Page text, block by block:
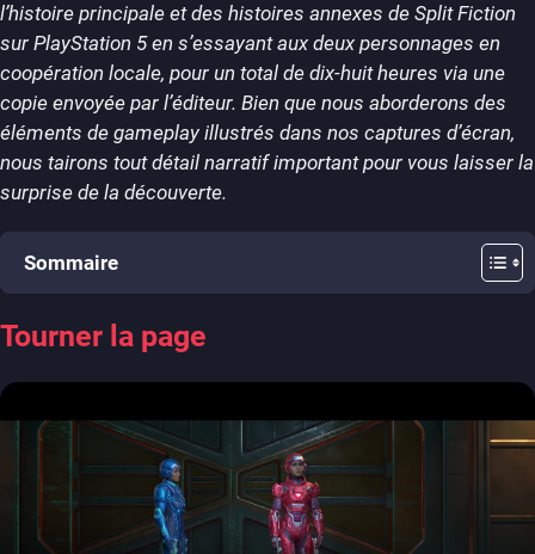
l’histoire principale et des histoires annexes de Split Fiction
sur PlayStation 5 en s’essayant aux deux personnages en
coopération locale, pour un total de dix-huit heures via une
copie envoyée par l’éditeur. Bien que nous aborderons des
éléments de gameplay illustrés dans nos captures d’écran,
nous tairons tout détail narratif important pour vous laisser la
surprise de la découverte.
Sommaire
Tourner la page